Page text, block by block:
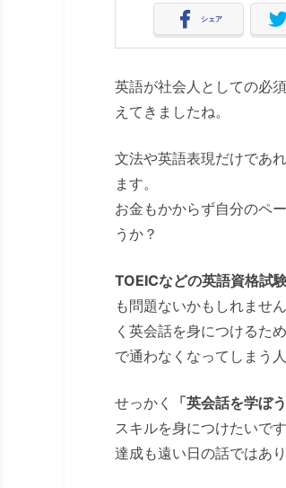
シェア
英語が社会人としての必
えてきましたね。
文法や英語表現だけであ
ます。
お金もかからず自分のペ
うか？
TOEICなどの英語資格試
も問題ないかもしれませ
く英会話を身につけるた
で通わなくなってしまう
せっかく 「英会話を学ぼう
スキルを身につけたいで
達成も遠い日の話ではあ